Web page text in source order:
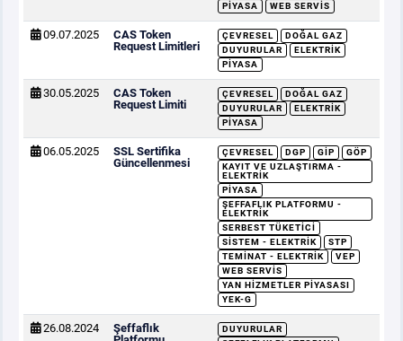
PIYASA
WEB SERVIS
09.07.2025
CAS Token
Request Limitleri
ÇEVRESEL
DOĞAL GAZ
DUYURULAR
ELEKTRIK
PIYASA
30.05.2025
CAS Token
Request Limiti
ÇEVRESEL
DOĞAL GAZ
DUYURULAR
ELEKTRIK
PIYASA
06.05.2025
SSL Sertifika
Güncellenmesi
ÇEVRESEL DGP GİP
GÖP
KAYIT VE UZLAŞTIRMA -
ELEKTRIK
PIYASA
ŞEFFAFLIK PLATFORMU -
ELEKTRIK
SERBEST TÜKETICI
SISTEM - ELEKTRIK
STP
TEMINAT - ELEKTRIK
VEP
WEB SERVIS
YAN HIZMETLER PIYASASI
YEK-G
26.08.2024
Şeffaflık
DUYURULAR